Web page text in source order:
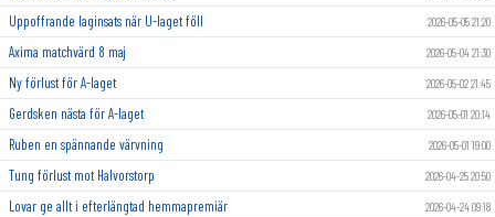
Uppoffrande laginsats när U-laget föll 2026-05-05 21:20
Axima matchvärd 8 maj 2026-05-04 21:30
Ny förlust för A-laget 2026-05-02 21:45
Gerdsken nästa för A-laget 2026-05-01 20:14
Ruben en spännande värvning 2026-05-01 19:00
Tung förlust mot Halvorstorp 2026-04-25 20:50
Lovar ge allt i efterlängtad hemmapremiär 2026-04-24 09:18